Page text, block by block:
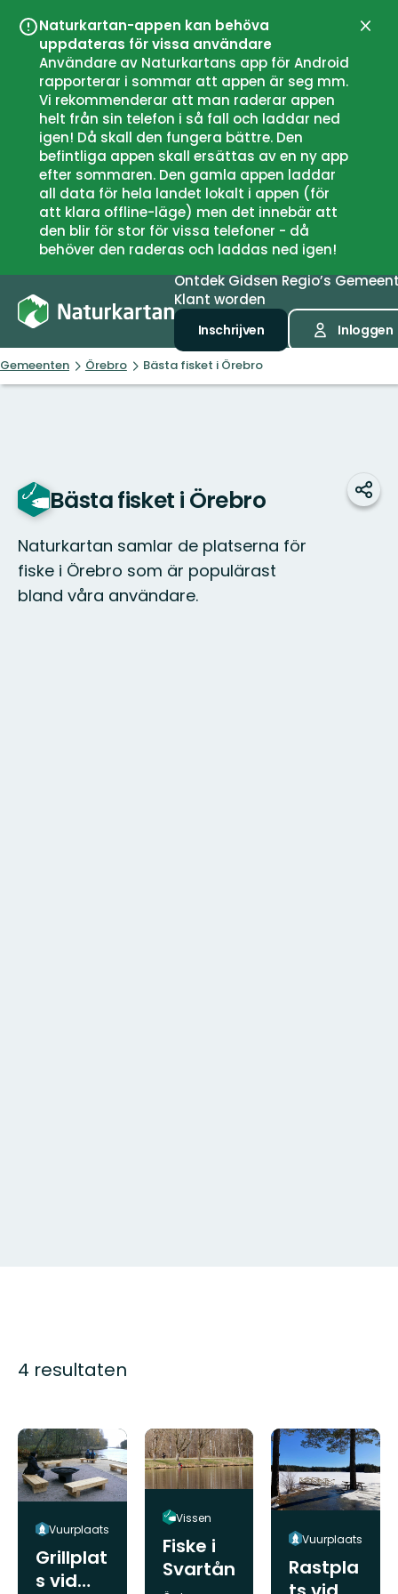
Naturkartan-appen kan behöva
uppdateras för vissa användare
Användare av Naturkartans app för Android
rapporterar i sommar att appen är seg mm.
Vi rekommenderar att man raderar appen
helt från sin telefon i så fall och laddar ned
igen! Då skall den fungera bättre. Den
befintliga appen skall ersättas av en ny app
efter sommaren. Den gamla appen laddar
all data för hela landet lokalt i appen (för
att klara offline-läge) men det innebär att
den blir för stor för vissa telefoner - då
behöver den raderas och laddas ned igen!
OntdekGidsenRegio’s
Klant worden
Inschrijven Inloggen
Gemeenten Örebro Bästa fisket i Örebro
Bästa fisket i Örebro
Naturkartan samlar de platserna för
fiske i Örebro som är populärast
bland våra användare.
4 resultaten
Vuurplaats
Grillplat
s vid
Vissen
Fiske i
Svartån
Vuurplaats
Rastpla